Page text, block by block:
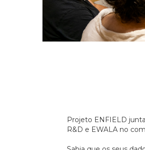
Projeto ENFIELD
R&D e EWALA no